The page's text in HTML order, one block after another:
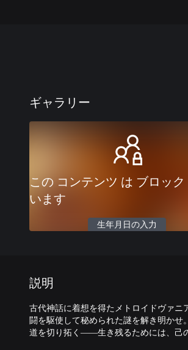
ギャラリー
この コンテンツ は ブロック
います
生年月日の入力
説明
古代神話に着想を得たメトロイドヴァ
闘を駆使して秘められた謎を解き明か
道を切り拓く――生き残るためには、己